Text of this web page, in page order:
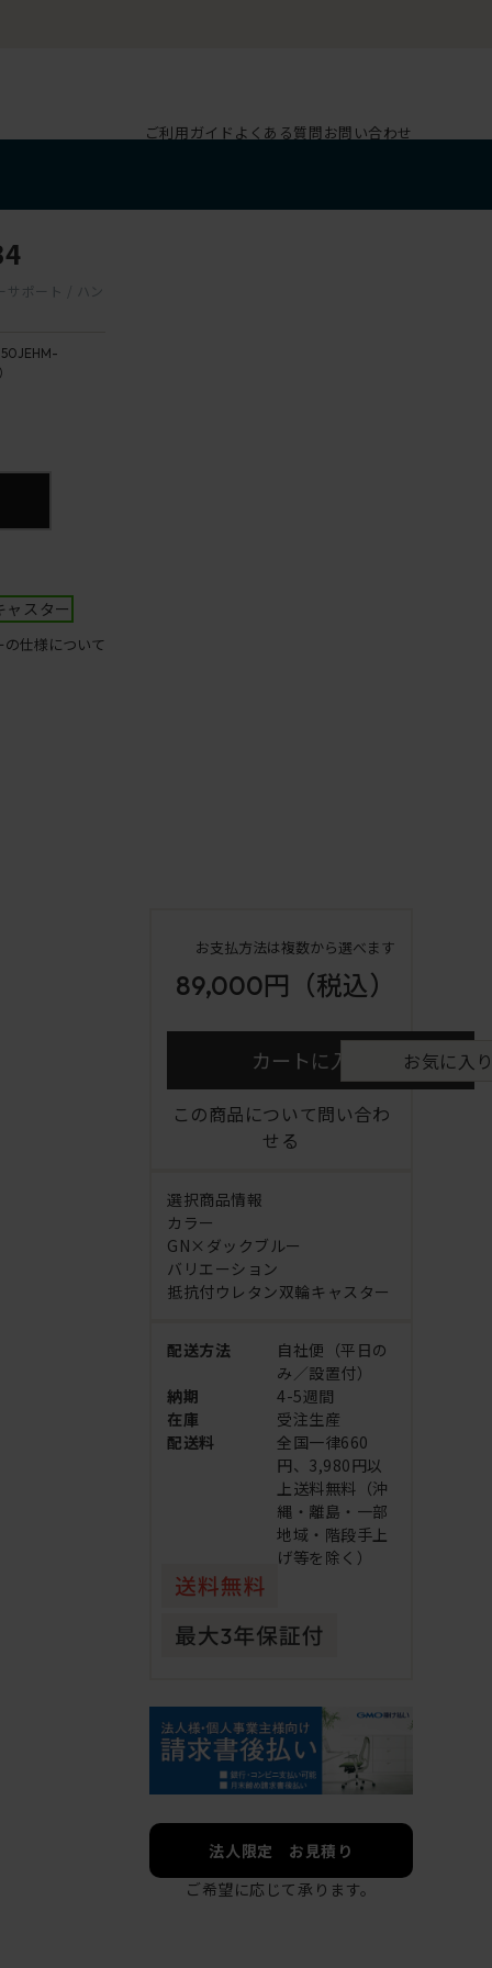
ご利用ガイド よくある質問お問い合わせ
サポート / ハン
ャスター
の仕様について
お支払方法は複数から選べます
89,000円 （税込）
カートに入れる お気に入
この商品について問い合わ
せる
選択商品情報
カラー
GN×ダックブルー
バリエーション
抵抗付ウレタン双輪キャスター
配送方法
自社便（平日の
み／設置付）
納期
4-5週間
在庫
受注生産
配送料
全国一律660
円、3,980円以
上送料無料（沖
縄・離島・一部
地域・階段手上
げ等を除く）
法人限定 お見積り
ご希望に応じて承ります。